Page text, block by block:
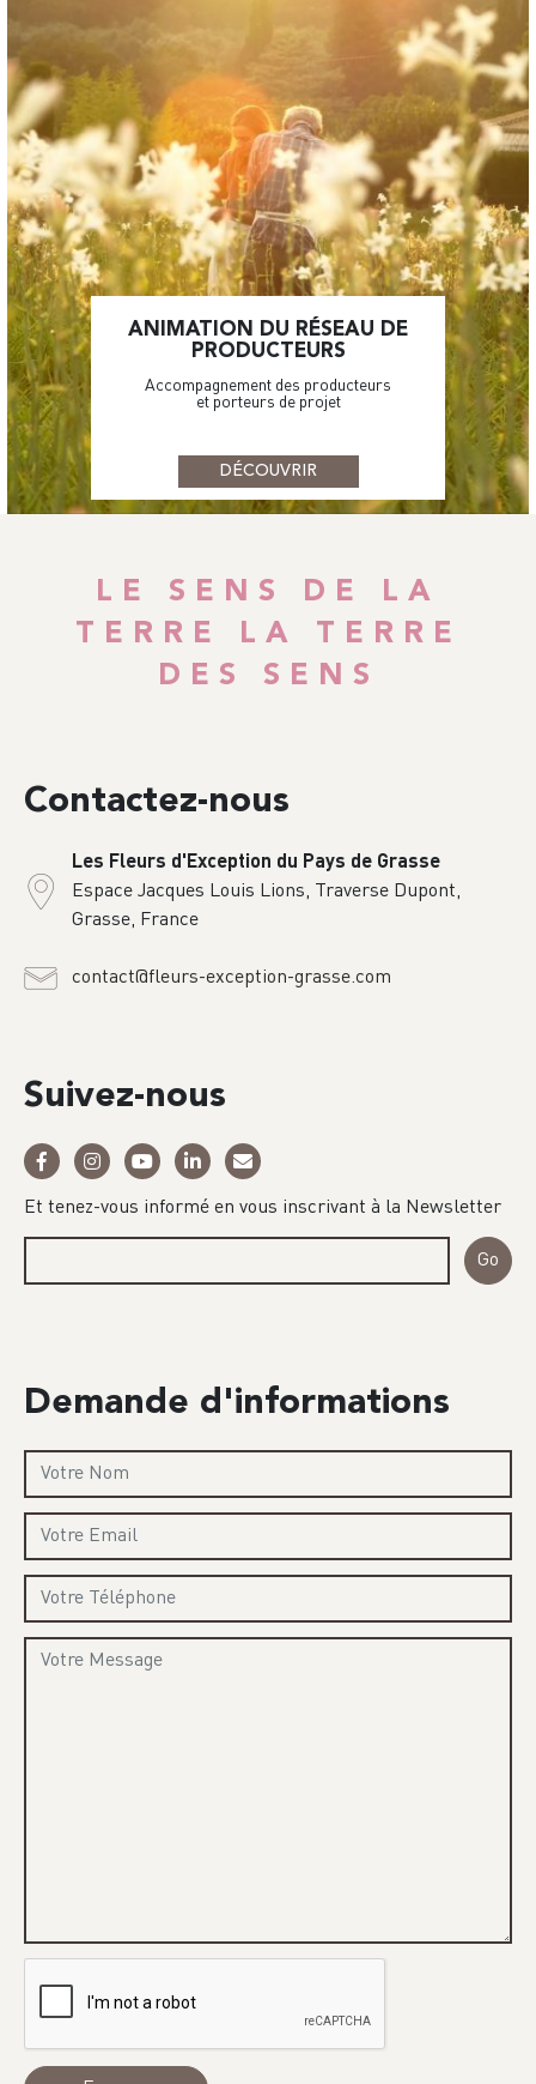
ANIMATION DU RÉSEAU DE
PRODUCTEURS
Accompagnement des producteurs
et porteurs de projet
DÉCOUVRIR
LE SENS DE LA
TERRE LA TERRE
DES SENS
Contactez-nous
Les Fleurs d'Exception du Pays de Grasse
Espace Jacques Louis Lions, Traverse Dupont,
Grasse, France
contact@fleurs-exception-grasse.com
Suivez-nous
Et tenez-vous informé en vous inscrivant à la Newsletter
Demande d'informations